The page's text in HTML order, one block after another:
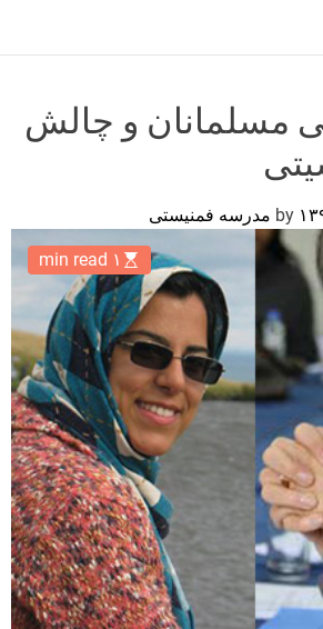
e
مسلمانان و چالش
مدرسه فمنیستی
۱ min read